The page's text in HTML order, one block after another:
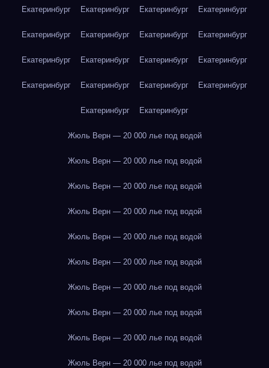
Екатеринбург Екатеринбург Екатеринбург Екатеринбург
Екатеринбург Екатеринбург Екатеринбург Екатеринбург
Екатеринбург Екатеринбург Екатеринбург Екатеринбург
Екатеринбург Екатеринбург Екатеринбург Екатеринбург
Екатеринбург Екатеринбург
Жюль Верн — 20 000 лье под водой
Жюль Верн — 20 000 лье под водой
Жюль Верн — 20 000 лье под водой
Жюль Верн — 20 000 лье под водой
Жюль Верн — 20 000 лье под водой
Жюль Верн — 20 000 лье под водой
Жюль Верн — 20 000 лье под водой
Жюль Верн — 20 000 лье под водой
Жюль Верн — 20 000 лье под водой
Жюль Верн — 20 000 лье под водой